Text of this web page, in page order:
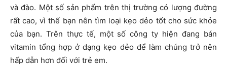
và đào. Một số sản phẩm trên thị trường có lượng đường
rất cao, vì thế bạn nên tìm loại kẹo dẻo tốt cho sức khỏe
của bạn. Trên thực tế, một số công ty hiện đang bán
vitamin tổng hợp ở dạng kẹo dẻo để làm chúng trở nên
hấp dẫn hơn đối với trẻ em.